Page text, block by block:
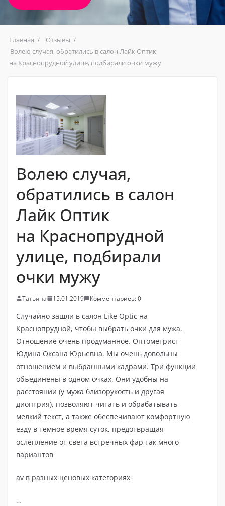
Главная
Отзывы
Волею случая, обратились в салон Лайк Оптик
на Краснопрудной улице, подбирали очки мужу
Волею случая,
обратились в салон
Лайк Оптик
на Краснопрудной
улице, подбирали
очки мужу
Татьяна 15.01.2019 Комментариев: 0
Случайно зашли в салон Like Optic на
Краснопрудной, чтобы выбрать очки для мужа.
Отношение очень продуманное. Оптометрист
Юдина Оксана Юрьевна. Мы очень довольны
отношением и выбранными кадрами. Три функции
объединены в одном очках. Они удобны на
расстоянии (у мужа близорукость и другая
диоптрия), позволяют читать и обрабатывать
мелкий текст, а также обеспечивают комфортную
езду в темное время суток, предотвращая
ослепление от света встречных фар так много
вариантов
av в разных ценовых категориях
…